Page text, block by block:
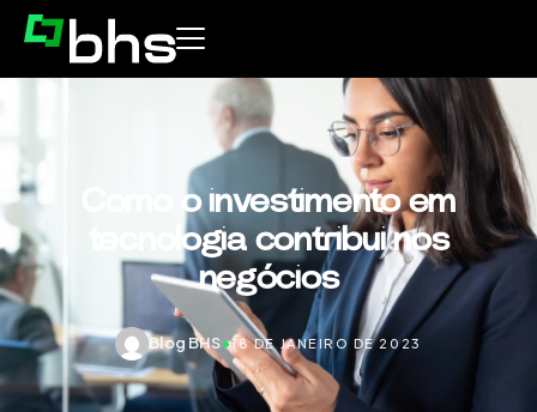
Como o investimento em
tecnologia contribui nos
negócios
Blog BHS•18 DE JANEIRO DE 2023